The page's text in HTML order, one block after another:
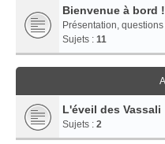
Bienvenue à bord !
Présentation,
Sujets : 11
L'éveil des Vassali
Sujets : 2